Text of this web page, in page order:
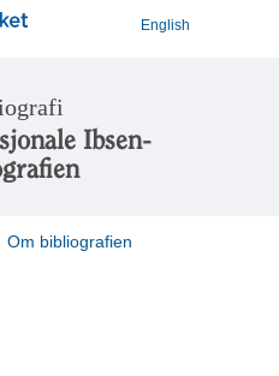
English
Ibsen-
Om bibliografien